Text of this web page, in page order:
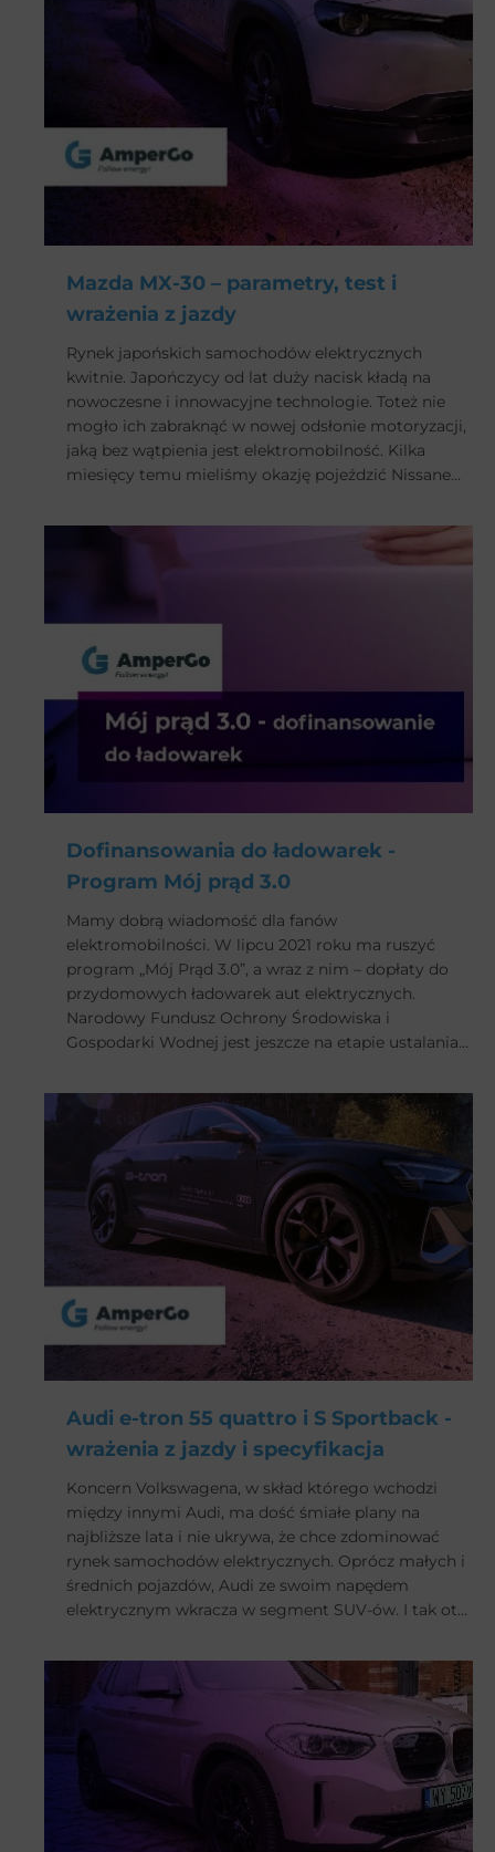
Mazda MX-30 – parametry, test i
wrażenia z jazdy
Rynek japońskich samochodów elektrycznych
kwitnie. Japończycy od lat duży nacisk kładą na
nowoczesne i innowacyjne technologie. Toteż nie
mogło ich zabraknąć w nowej odsłonie motoryzacji,
jaką bez wątpienia jest elektromobilność. Kilka
miesięcy temu mieliśmy okazję pojeździć Nissanem
przyszła pora na próbkę możliwości Mazdy, a
dokładnie na elektryczny model MX-30.
Dofinansowania do ładowarek -
Program Mój prąd 3.0
Mamy dobrą wiadomość dla fanów
elektromobilności. W lipcu 2021 roku ma ruszyć
program „Mój Prąd 3.0”, a wraz z nim – dopłaty do
przydomowych ładowarek aut elektrycznych.
Narodowy Fundusz Ochrony Środowiska i
Gospodarki Wodnej jest jeszcze na etapie ustalania
trwają i nie ogłoszono wciąż zasad przyjmowania
wniosków, rozszerzenie dopłat unijnych o punkty
ładowania wydaje się koniecznością. Zwłaszcza że
Polska w dziedzinie elektromobilności znajduje się
na szarym końcu Unii Europejskiej.
Audi e-tron 55 quattro i S Sportback -
wrażenia z jazdy i specyfikacja
Koncern Volkswagena, w skład którego wchodzi
między innymi Audi, ma dość śmiałe plany na
najbliższe lata i nie ukrywa, że chce zdominować
rynek samochodów elektrycznych. Oprócz małych i
średnich pojazdów, Audi ze swoim napędem
elektrycznym wkracza w segment SUV-ów. I tak oto
następnie jego bardziej sportową wersję – Sportback
S, z którymi mieliśmy okazję poznać się bliżej.